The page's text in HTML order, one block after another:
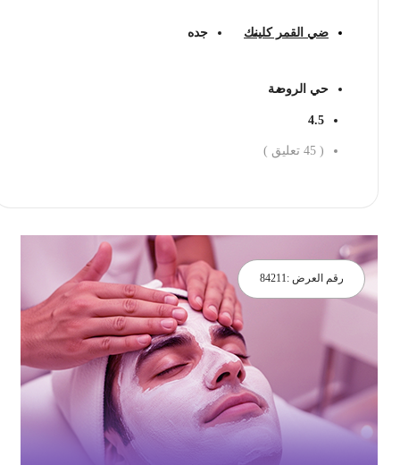
ضي القمر كلينك جده
حي الروضة
4.5
45 تعليق )
رقم العرض :84211